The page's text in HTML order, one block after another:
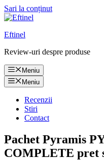
Sari la conținut
Eftinel
Review-uri despre produse
Meniu
Meniu
Recenzii
Stiri
Contact
Pachet Pyramis
COMPLETE pret